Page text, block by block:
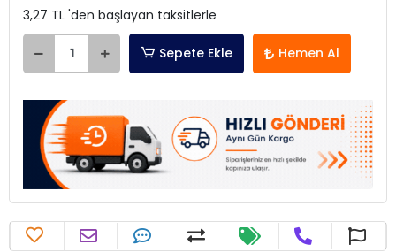
3,27 TL 'den başlayan taksitlerle
Sepete Ekle Hemen Al